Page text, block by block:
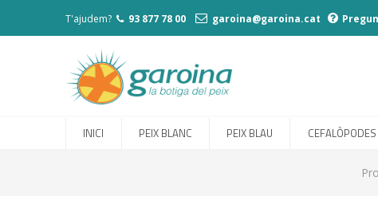
T'ajudem? 93 877 78 00 garoina@garoina.cat
INICI PEIX BLANC PEIX BLAU CEFALÒPODES